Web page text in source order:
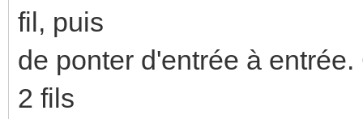
fil, puis
de ponter d'entrée à
2 fils